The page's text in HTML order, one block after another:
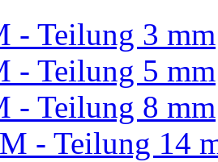
- Teilung 3 mm
- Teilung 5 mm
- Teilung 8 mm
- Teilung 14